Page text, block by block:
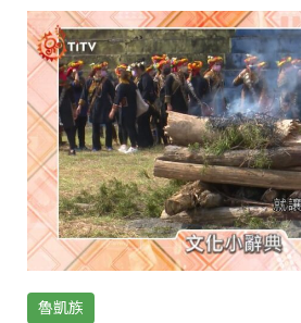
魯凱族